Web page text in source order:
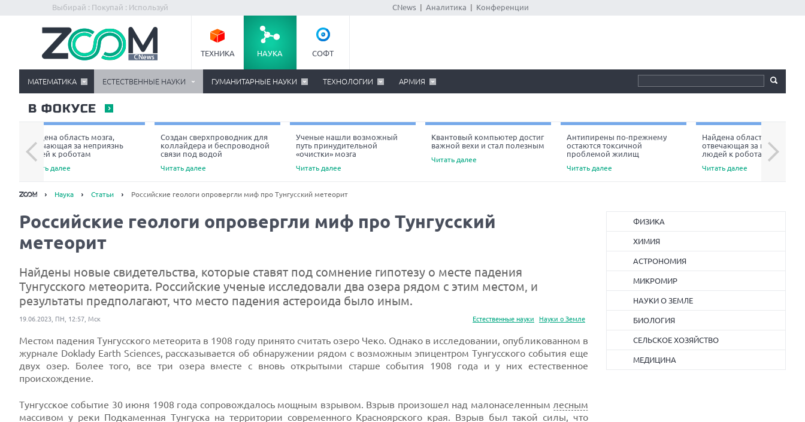
Выбирай : Покупай : Используй CNews Аналитика Конференции
ТЕХНИКА НАУКА СОФТ
МАТЕМАТИКА ЕСТЕСТВЕННЫЕ НАУКИ ГУМАНИТАРНЫЕ НАУКИ ТЕХНОЛОГИИ АРМИЯ
В ФОКУСЕ
Найдена область мозга,
отвечающая за неприязнь
людей к роботам
Читать далее
Создан сверхпроводник для
коллайдера и беспроводной
связи под водой
Читать далее
Ученые нашли возможный
путь принудительной
«очистки» мозга
Читать далее
Квантовый компьютер достиг
важной вехи и стал полезным
Читать далее
Антипирены по-прежнему
остаются токсичной
проблемой жилищ
Читать далее
Найдена область мозга,
отвечающая за неприязнь
людей к роботам
Читать далее
Next
Наука Статьи Российские геологи опровергли миф про Тунгусский метеорит
Российские геологи опровергли миф про Тунгусский
метеорит
Найдены новые свидетельства, которые ставят под сомнение гипотезу о месте падения
Тунгусского метеорита. Российские ученые исследовали два озера рядом с этим местом, и
результаты предполагают, что место падения астероида было иным.
Естественные науки Науки о Земле
19.06.2023, ПН, 12:57, Мск
Местом падения Тунгусского метеорита в 1908 году принято считать озеро Чеко. Однако в исследовании, опубликованном в
журнале Doklady Earth Sciences, рассказывается об обнаружении рядом с возможным эпицентром Тунгусского события еще
двух озер. Более того, все три озера вместе с вновь открытыми старше события 1908 года и у них естественное
происхождение.
Тунгусское событие 30 июня 1908 года сопровождалось мощным взрывом. Взрыв произошел над малонаселенным лесным
массивом у реки Подкаменная Тунгуска на территории современного Красноярского края. Взрыв был такой силы, что
ФИЗИКА
ХИМИЯ
АСТРОНОМИЯ
МИКРОМИР
НАУКИ О ЗЕМЛЕ
БИОЛОГИЯ
СЕЛЬСКОЕ ХОЗЯЙСТВО
МЕДИЦИНА